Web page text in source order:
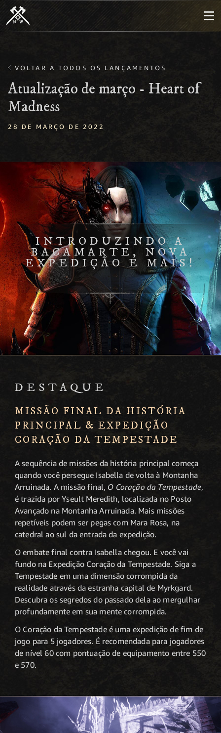
VOLTAR A TODOS OS LANÇAMENTOS
Atualização de março - Heart of
Madness
28 DE MARÇO DE 2022
INTRODUZINDO A
BACAMARTE, NOVA
EXPEDIÇÃO E MAIS!
DESTAQUE
MISSÃO FINAL DA HISTÓRIA
PRINCIPAL & EXPEDIÇÃO
CORAÇÃO DA TEMPESTADE
A sequência de missões da história principal começa
quando você persegue Isabella de volta à Montanha
Arruinada. A missão final, O Coração da Tempestade,
é trazida por Yseult Meredith, localizada no Posto
Avançado na Montanha Arruinada. Mais missões
repetíveis podem ser pegas com Mara Rosa, na
catedral ao sul da entrada da expedição.
O embate final contra Isabella chegou. E você vai
fundo na Expedição Coração da Tempestade. Siga a
Tempestade em uma dimensão corrompida da
realidade através da estranha capital de Myrkgard.
Descubra os segredos do passado dela ao mergulhar
profundamente em sua mente corrompida.
O Coração da Tempestade é uma expedição de fim de
jogo para 5 jogadores. É recomendada para jogadores
de nível 60 com pontuação de equipamento entre 550
e 570.